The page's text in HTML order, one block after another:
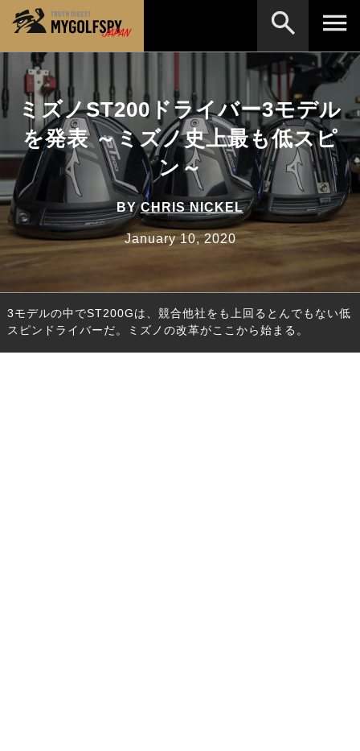
ミズノST200ドライバー3モデル
を発表 ～ミズノ史上最も低スピ
ン～
BYCHRIS NICKEL
January 10, 2020
3モデルの中でST200Gは、競合他社をも上回るとんでもない低
スピンドライバーだ。ミズノの改革がここから始まる。
MOST WANTED テストランキング
NEW RELEASES 新製品情報
HOW TO ゴルフ上達・実践テクニック
LAB テスト・データ検証
Golf News ゴルフニュース
REVIEWS 製品レビュー
FAIRWAY WOODS フェアウェイウッド
HYBRIDS ハイブリッド
※メーカー名やクラブ名など、検索したい事柄を入
力してください。
検索